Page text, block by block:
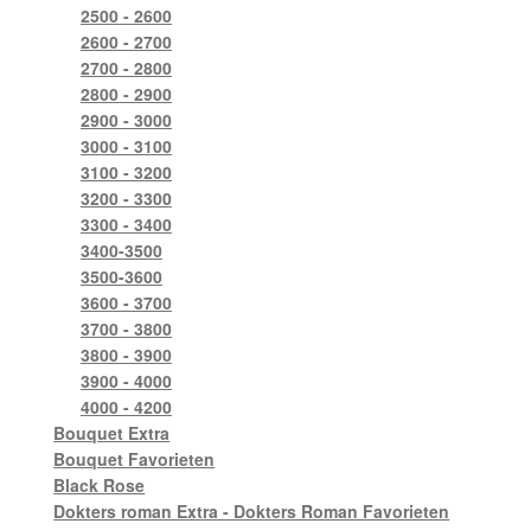
2500 - 2600
2600 - 2700
2700 - 2800
2800 - 2900
2900 - 3000
3000 - 3100
3100 - 3200
3200 - 3300
3300 - 3400
3400-3500
3500-3600
3600 - 3700
3700 - 3800
3800 - 3900
3900 - 4000
4000 - 4200
Bouquet Extra
Bouquet Favorieten
Black Rose
Dokters roman Extra - Dokters Roman Favorieten